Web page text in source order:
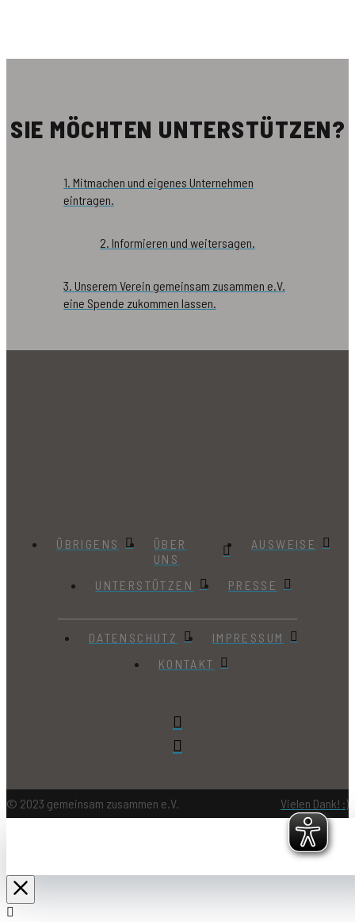
SIE MÖCHTEN UNTERSTÜTZEN?
1. Mitmachen und eigenes Unternehmen
eintragen.
2. Informieren und weitersagen.
3. Unserem Verein gemeinsam zusammen e.V.
eine Spende zukommen lassen.
ÜBRIGENS
ÜBER
UNS
AUSWEISE
UNTERSTÜTZEN PRESSE
DATENSCHUTZ
IMPRESSUM
KONTAKT
© 2023 gemeinsam zusammen e.V. Vielen Dank! :)